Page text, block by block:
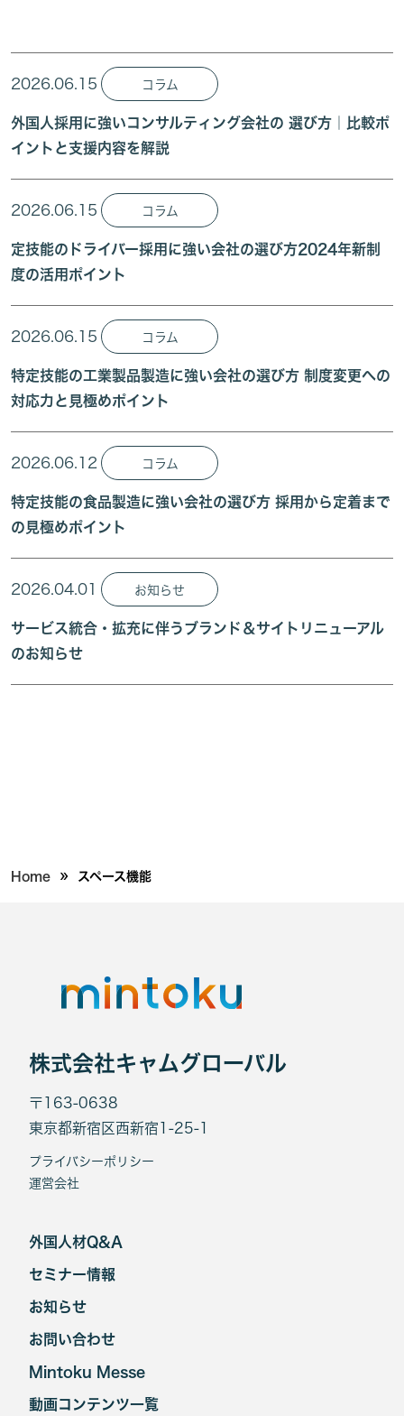
2026.06.15 コラム
外国人採用に強いコンサルティング会社の 選び方｜比較ポ
イントと支援内容を解説
2026.06.15 コラム
定技能のドライバー採用に強い会社の選び方2024年新制
度の活用ポイント
2026.06.15 コラム
特定技能の工業製品製造に強い会社の選び方 制度変更への
対応力と見極めポイント
2026.06.12 コラム
特定技能の食品製造に強い会社の選び方 採用から定着まで
の見極めポイント
2026.04.01 お知らせ
サービス統合・拡充に伴うブランド＆サイトリニューアル
のお知らせ
Home » スペース機能
株式会社キャムグローバル
〒163-0638
東京都新宿区西新宿1-25-1
プライバシーポリシー
運営会社
外国人材Q&A
セミナー情報
お知らせ
お問い合わせ
Mintoku Messe
動画コンテンツ一覧